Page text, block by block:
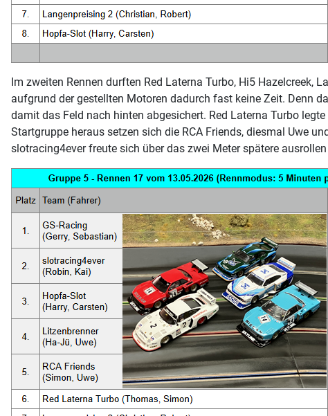
Im zweiten Rennen durften Red Laterna Turbo, Hi5 Hazelcreek,
aufgrund der gestellten Motoren dadurch fast keine Zeit. Denn
damit das Feld nach hinten abgesichert. Red Laterna Turbo
Startgruppe heraus setzen sich die RCA Friends, diesmal Uwe
slotracing4ever freute sich über das zwei Meter spätere